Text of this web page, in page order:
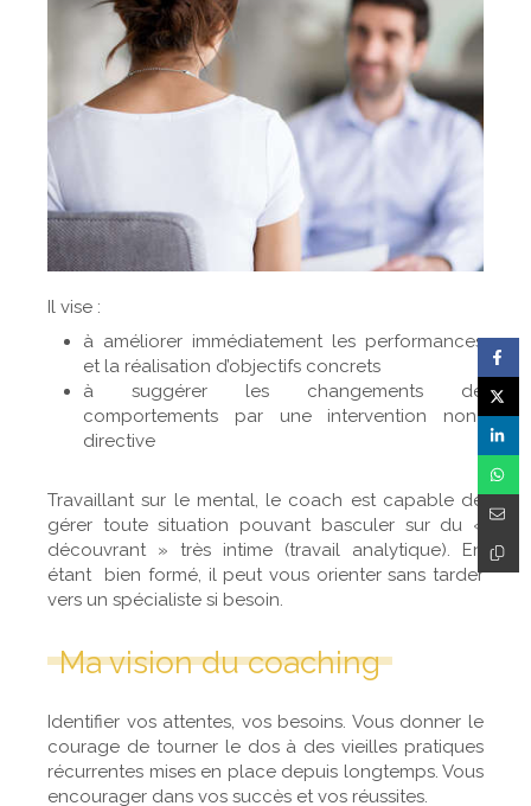
Il vise :
à améliorer immédiatement les performances
et la réalisation d’objectifs concrets
à suggérer les changements de
comportements par une intervention non-
directive
Travaillant sur le mental, le coach est capable de
gérer toute situation pouvant basculer sur du «
découvrant » très intime (travail analytique). En
étant bien formé, il peut vous orienter sans tarder
vers un spécialiste si besoin.
Ma vision du coaching
Identifier vos attentes, vos besoins. Vous donner le
courage de tourner le dos à des vieilles pratiques
récurrentes mises en place depuis longtemps. Vous
encourager dans vos succès et vos réussites.